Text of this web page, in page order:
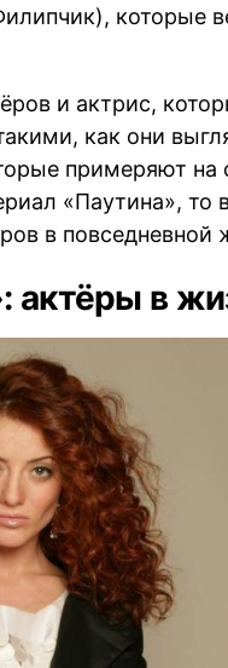
которые
и актрис,
как они
примеряют
«Паутина», то
в повседневной
актёры в